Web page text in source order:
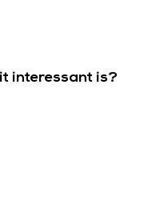
interessant is?